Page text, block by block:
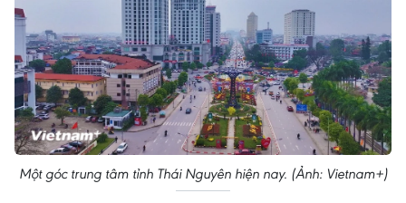
Một góc trung tâm tỉnh Thái Nguyên hiện nay. (Ảnh: Vietnam+)